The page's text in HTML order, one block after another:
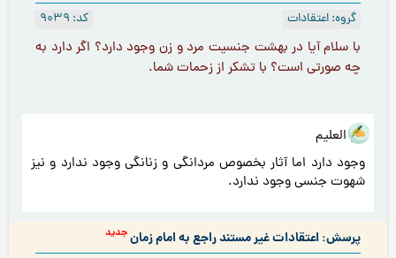
کد: 9039 گروه: اعتقادات
با سلام آیا در بهشت جنسیت مرد و زن وجود دارد؟ اگر دارد به
چه صورتی است؟ با تشکر از زحمات شما.
هو العلیم
وجود دارد اما آثار بخصوص مردانگی و زنانگی وجود ندارد و نیز
شهوت جنسی وجود ندارد.
پرسش: اعتقادات غیر مستند راجع به امام زمانجدید